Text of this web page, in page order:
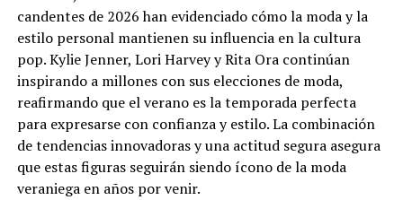
candentes de 2026 han evidenciado cómo la moda y la
estilo personal mantienen su influencia en la cultura
pop. Kylie Jenner, Lori Harvey y Rita Ora continúan
inspirando a millones con sus elecciones de moda,
reafirmando que el verano es la temporada perfecta
para expresarse con confianza y estilo. La combinación
de tendencias innovadoras y una actitud segura asegura
que estas figuras seguirán siendo ícono de la moda
veraniega en años por venir.